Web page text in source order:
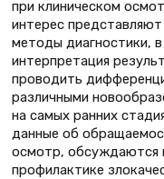
при клиническом
интерес
методы диагностики,
интерпретация
проводить
различными
на самых ранних
данные об
осмотр, обсуждаются
профилактике